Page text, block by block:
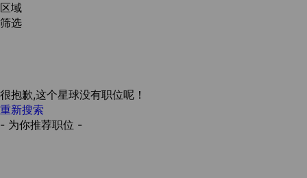
区域
筛选
很抱歉,这个星球没有职位呢！
重新搜索
- 为你推荐职位 -